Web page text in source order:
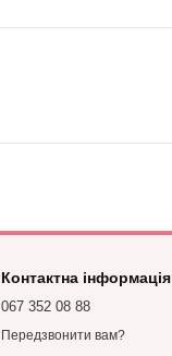
Контактна інформація
067 352 08 88
Передзвонити вам?